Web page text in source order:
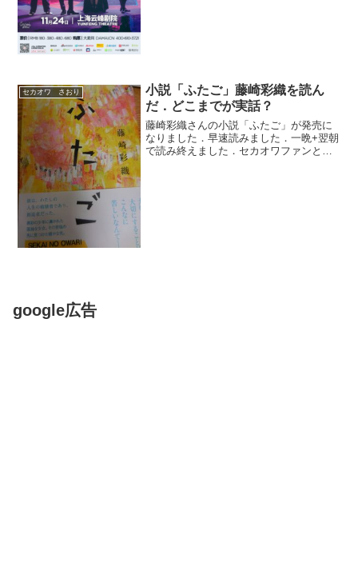
セカオワ さおり
小説「ふたご」藤崎彩織を読ん
だ．どこまでが実話？
藤崎彩織さんの小説「ふたご」が発売に
なりました．早速読みました．一晩+翌朝
で読み終えました．セカオワファンとし
google広告